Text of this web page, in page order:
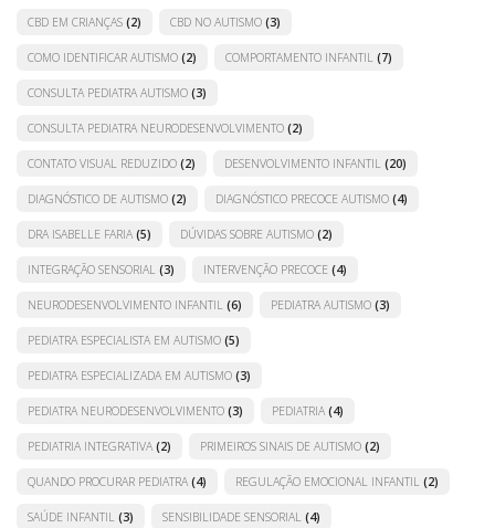
CBD EM CRIANÇAS (2) CBD NO AUTISMO (3)
COMO IDENTIFICAR AUTISMO (2) COMPORTAMENTO INFANTIL (7)
CONSULTA PEDIATRA AUTISMO (3)
CONSULTA PEDIATRA NEURODESENVOLVIMENTO (2)
CONTATO VISUAL REDUZIDO (2) DESENVOLVIMENTO INFANTIL (20)
DIAGNÓSTICO DE AUTISMO (2) DIAGNÓSTICO PRECOCE AUTISMO (4)
DRA ISABELLE FARIA (5) DÚVIDAS SOBRE AUTISMO (2)
INTEGRAÇÃO SENSORIAL (3) INTERVENÇÃO PRECOCE (4)
NEURODESENVOLVIMENTO INFANTIL (6) PEDIATRA AUTISMO (3)
PEDIATRA ESPECIALISTA EM AUTISMO (5)
PEDIATRA ESPECIALIZADA EM AUTISMO (3)
PEDIATRA NEURODESENVOLVIMENTO (3) PEDIATRIA (4)
PEDIATRIA INTEGRATIVA (2) PRIMEIROS SINAIS DE AUTISMO (2)
QUANDO PROCURAR PEDIATRA (4) REGULAÇÃO EMOCIONAL INFANTIL (2)
SAÚDE INFANTIL (3) SENSIBILIDADE SENSORIAL (4)